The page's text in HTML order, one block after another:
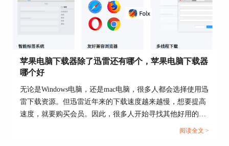
2.浏览器支持
在浏览器的支持上，folx为多款主流浏览器定制了
扩展插件，可以直接安装在浏览器中使用。支持的
浏览器类型包括苹果safari、Google chrome、
苹果电脑下载器除了迅雷还有哪个，苹果电脑下载器
哪个好
无论是Windows电脑，还是mac电脑，很多人都会选择使用迅
雷下载资源。但迅雷近年来的下载速度越来越慢，想要提高
速度，就要购买会员。因此，很多人开始寻找其他好用的、
下载速度快的软件。本文会给大家介绍苹果电脑下载器除了
阅读全文 >